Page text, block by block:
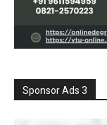
Sponsor Ads 3